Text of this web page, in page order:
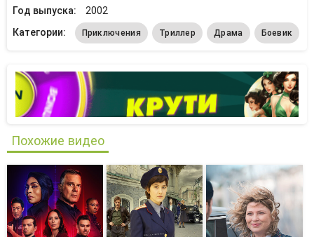
Год выпуска:
2002
Категории:
Приключения Триллер Драма Боевик
Похожие видео